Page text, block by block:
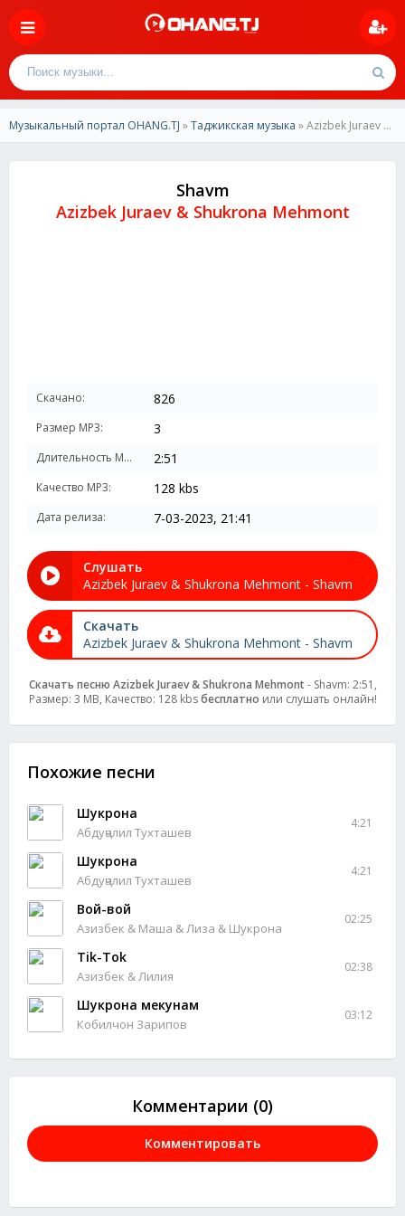
Музыкальный портал OHANG.TJ »Таджикская музыка » Azizbek Juraev & Shukrona Mehmont - Shavm
Shavm
Azizbek Juraev & Shukrona Mehmont
Скачано: 826
Размер MP3: 3
Длительность MP3: 2:51
Качество MP3: 128 kbs
Дата релиза: 7-03-2023, 21:41
Слушать
Azizbek Juraev & Shukrona Mehmont - Shavm
Скачать
Azizbek Juraev & Shukrona Mehmont - Shavm
Скачать песню Azizbek Juraev & Shukrona Mehmont- Shavm: 2:51,
Размер: 3 MB, Качество: 128 kbsбесплатно или слушать онлайн!
Похожие песни
Шукрона
Абдуҷалил Тухташев
4:21
Шукрона
Абдуҷалил Тухташев
4:21
Вой-вой
Азизбек & Маша & Лиза & Шукрона
02:25
Tik-Tok
Азизбек & Лилия
02:38
Шукрона мекунам
Кобилчон Зарипов
03:12
Комментарии (0)
Комментировать